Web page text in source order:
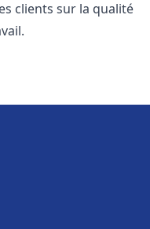
clients sur la qualité